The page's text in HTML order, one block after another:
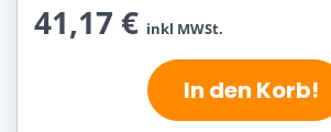
41,17 € inkl MWSt.
In den Korb!